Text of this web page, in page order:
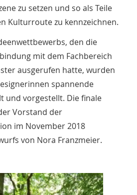
zu setzen und so als Teile
Kulturroute zu kennzeichnen.
den die
mit dem Fachbereich
ausgerufen hatte, wurden
spannende
und vorgestellt. Die finale
Vorstand der
im November 2018
von Nora Franzmeier.